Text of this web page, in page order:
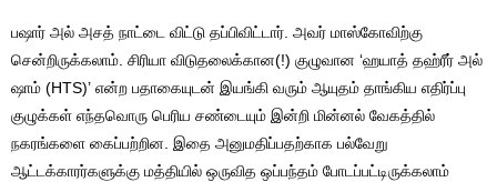
பஷார் அல் அசத் நாட்டை விட்டு தப்பிவிட்டார். அவர் மாஸ்கோவிற்கு
சென்றிருக்கலாம். சிரியா விடுதலைக்கான(!) குழுவான ‘ஹயாத் தஹ்ரீர் அல்
ஷாம் (HTS)’ என்ற பதாகையுடன் இயங்கி வரும் ஆயுதம் தாங்கிய எதிர்ப்பு
குழுக்கள் எந்தவொரு பெரிய சண்டையும் இன்றி மின்னல் வேகத்தில்
நகரங்களை கைப்பற்றின. இதை அனுமதிப்பதற்காக பல்வேறு
ஆட்டக்காரர்களுக்கு மத்தியில் ஒருவித ஒப்பந்தம் போடப்பட்டிருக்கலாம்